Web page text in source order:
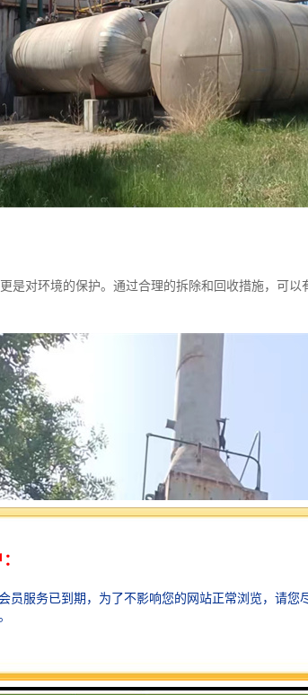
是对环境的保护。通过合理的拆除和回收措施，可